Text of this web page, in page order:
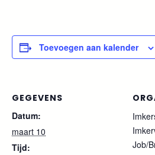
Toevoegen aan kalender
GEGEVENS
Datum:
maart 10
Tijd:
Job/